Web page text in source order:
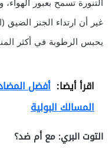
غير أن ارتداء الجنز الضيق
يحبس الرطوبة في أكثر
اقرأ أيضا: أفضل
المسالك البولية
التوت البري: مع أم ضد؟